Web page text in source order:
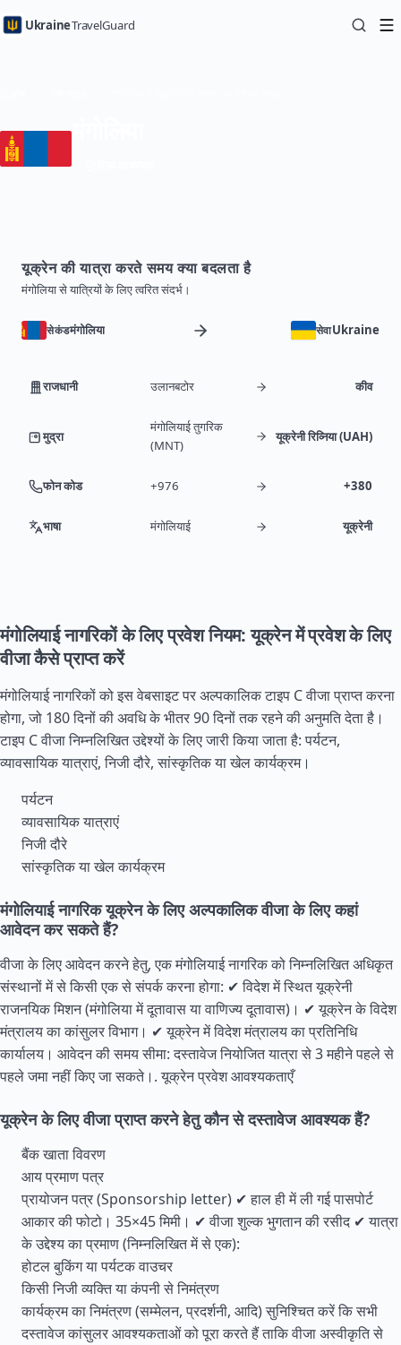
UkraineTravelGuard
यूक्रेन की यात्रा करते समय क्या बदलता है
मंगोलिया से यात्रियों के लिए त्वरित संदर्भ।
सेकंडमंगोलिया सेवाUkraine
राजधानी उलानबटोर कीव
मुद्रा
मंगोलियाई तुगरिक
(MNT)
यूक्रेनी रिव्निया (UAH)
फोन कोड +976 +380
भाषा मंगोलियाई यूक्रेनी
मंगोलियाई नागरिकों के लिए प्रवेश नियम: यूक्रेन में प्रवेश के लिए
वीजा कैसे प्राप्त करें
मंगोलियाई नागरिकों को इस वेबसाइट पर अल्पकालिक टाइप C वीजा प्राप्त करना
होगा, जो 180 दिनों की अवधि के भीतर 90 दिनों तक रहने की अनुमति देता है।
टाइप C वीजा निम्नलिखित उद्देश्यों के लिए जारी किया जाता है: पर्यटन,
व्यावसायिक यात्राएं, निजी दौरे, सांस्कृतिक या खेल कार्यक्रम।
पर्यटन
व्यावसायिक यात्राएं
निजी दौरे
सांस्कृतिक या खेल कार्यक्रम
मंगोलियाई नागरिक यूक्रेन के लिए अल्पकालिक वीजा के लिए कहां
आवेदन कर सकते हैं?
वीजा के लिए आवेदन करने हेतु, एक मंगोलियाई नागरिक को निम्नलिखित अधिकृत
संस्थानों में से किसी एक से संपर्क करना होगा: ✔ विदेश में स्थित यूक्रेनी
राजनयिक मिशन (मंगोलिया में दूतावास या वाणिज्य दूतावास)। ✔ यूक्रेन के विदेश
मंत्रालय का कांसुलर विभाग। ✔ यूक्रेन में विदेश मंत्रालय का प्रतिनिधि
कार्यालय। आवेदन की समय सीमा: दस्तावेज नियोजित यात्रा से 3 महीने पहले से
पहले जमा नहीं किए जा सकते।.यूक्रेन प्रवेश आवश्यकताएँ
यूक्रेन के लिए वीजा प्राप्त करने हेतु कौन से दस्तावेज आवश्यक हैं?
बैंक खाता विवरण
आय प्रमाण पत्र
प्रायोजन पत्र (Sponsorship letter) ✔ हाल ही में ली गई पासपोर्ट
आकार की फोटो। 35×45 मिमी। ✔ वीजा शुल्क भुगतान की रसीद ✔ यात्रा
के उद्देश्य का प्रमाण (निम्नलिखित में से एक):
होटल बुकिंग या पर्यटक वाउचर
किसी निजी व्यक्ति या कंपनी से निमंत्रण
कार्यक्रम का निमंत्रण (सम्मेलन, प्रदर्शनी, आदि) सुनिश्चित करें कि सभी
दस्तावेज कांसुलर आवश्यकताओं को पूरा करते हैं ताकि वीजा अस्वीकृति से